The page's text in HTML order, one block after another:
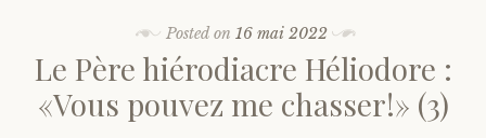
Posted on 16 mai 2022
Le Père hiérodiacre Héliodore :
«Vous pouvez me chasser!» (3)